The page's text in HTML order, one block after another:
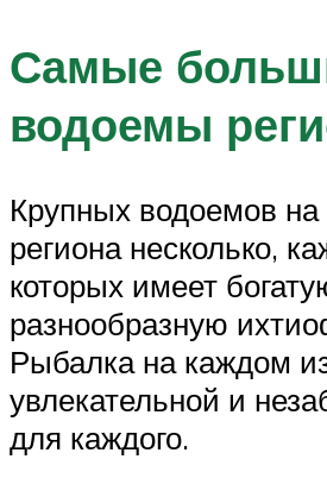
Самые
водоемы
Крупных водоемов на
региона несколько,
которых имеет
разнообразную
Рыбалка на каждом
увлекательной и
для каждого.